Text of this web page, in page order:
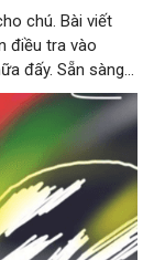
chú. Bài viết
điều tra vào
đấy. Sẵn sàng
lại cho Thy. Cô
sự của mình